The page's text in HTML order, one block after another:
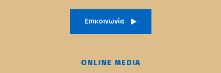
Επικοινωνία
ONLINE MEDIA